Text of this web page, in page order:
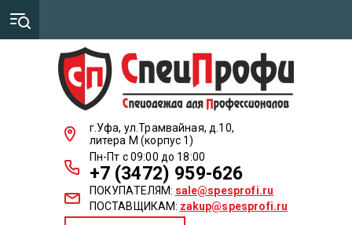
г.Уфа, ул.Трамвайная, д.10,
литера М (корпус 1)
Пн-Пт с 09:00 до 18:00
+7 (3472) 959-626
ПОКУПАТЕЛЯМ: sale@spesprofi.ru
ПОСТАВЩИКАМ: zakup@spesprofi.ru